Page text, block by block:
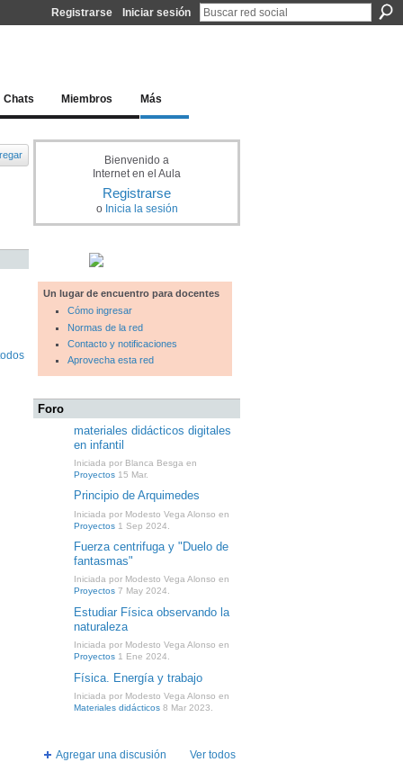
Registrarse Iniciar sesión
Chats Miembros Más
Bienvenido a
Internet en el Aula
Registrarse
o Inicia la sesión
Un lugar de encuentro para docentes
Cómo ingresar
Normas de la red
Contacto y notificaciones
Aprovecha esta red
Foro
materiales didácticos digitales
en infantil
Iniciada por Blanca Besga en
Proyectos 15 Mar.
Principio de Arquimedes
Iniciada por Modesto Vega Alonso en
Proyectos 1 Sep 2024.
Fuerza centrifuga y "Duelo de
fantasmas"
Iniciada por Modesto Vega Alonso en
Proyectos 7 May 2024.
Estudiar Física observando la
naturaleza
Iniciada por Modesto Vega Alonso en
Proyectos 1 Ene 2024.
Física. Energía y trabajo
Iniciada por Modesto Vega Alonso en
Materiales didácticos 8 Mar 2023.
Agregar una discusión Ver todos